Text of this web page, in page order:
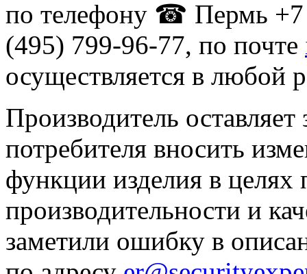
по телефону ☎ Пермь
(495) 799-96-77, по почте
осуществляется в любой
Производитель
потребителя вносить
функции изделия в
производительности и
заметили ошибку в